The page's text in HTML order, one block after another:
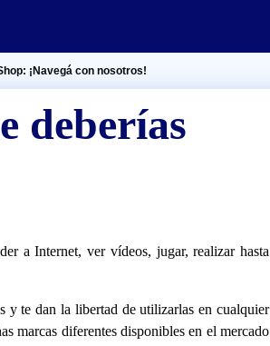
¡Navegá con nosotros!
deberías
a Internet, ver vídeos, jugar, realizar hasta
y te dan la libertad de utilizarlas en cualquier
marcas diferentes disponibles en el mercado